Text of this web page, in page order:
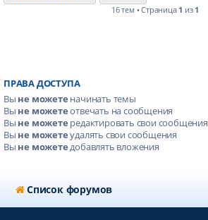
16 тем • Страница 1 из 1
ПРАВА ДОСТУПА
Вы не можете начинать темы
Вы не можетеотвечать на сообщения
Вы не можете редактировать свои сообщения
Вы не можетеудалять свои сообщения
Вы не можетедобавлять вложения
Список форумов